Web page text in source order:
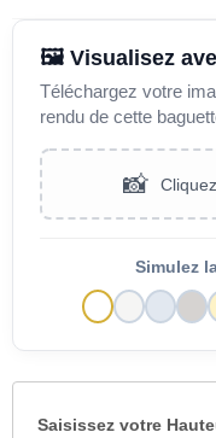
🖼️ Visualisez
Téléchargez votre
rendu de cette
📸
Simulez
Saisissez votre